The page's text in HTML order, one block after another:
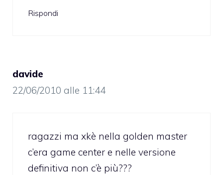
Rispondi
davide
22/06/2010 alle 11:44
ragazzi ma xkè nella golden master
c’era game center e nelle versione
definitiva non c’è più???